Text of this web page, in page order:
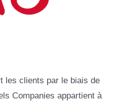
les clients par le biais de
Companies appartient à